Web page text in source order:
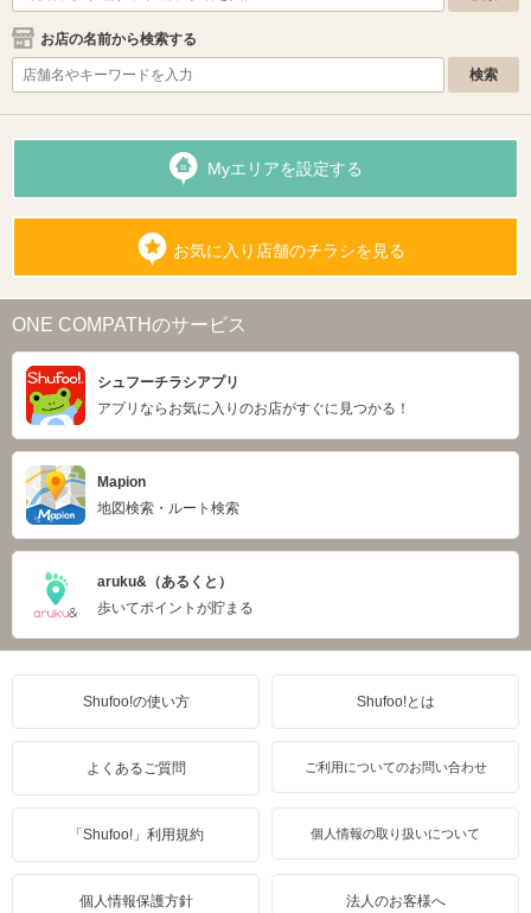
お店の名前から検索する
Myエリアを設定する
お気に入り店舗のチラシを見る
ONE COMPATHのサービス
シュフーチラシアプリ
アプリならお気に入りのお店がすぐに見つかる！
Mapion
地図検索・ルート検索
aruku&（あるくと）
歩いてポイントが貯まる
Shufoo!の使い方 Shufoo!とは
よくあるご質問 ご利用についてのお問い合わせ
「Shufoo!」利用規約 個人情報の取り扱いについて
個人情報保護方針 法人のお客様へ